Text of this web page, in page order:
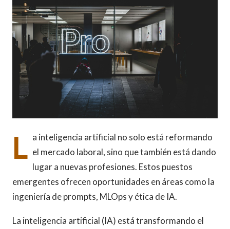
L a inteligencia artificial no solo está reformando
el mercado laboral, sino que también está dando
lugar a nuevas profesiones. Estos puestos
emergentes ofrecen oportunidades en áreas como la
ingeniería de prompts, MLOps y ética de IA.
La inteligencia artificial (IA) está transformando el